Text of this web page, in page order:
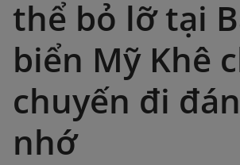
thể bỏ lỡ tại
biển Mỹ Khê
chuyến đi
nhớ